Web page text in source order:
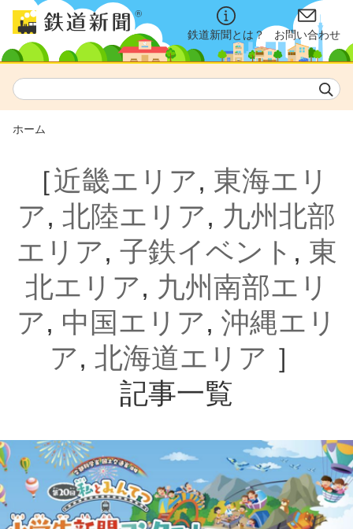
鉄道新聞とは？ お問い合わせ
ホーム
［近畿エリア, 東海エリ
ア, 北陸エリア, 九州北部
エリア, 子鉄イベント , 東
北エリア, 九州南部エリ
ア, 中国エリア, 沖縄エリ
ア, 北海道エリア ］
記事一覧